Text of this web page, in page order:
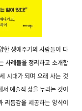
한 생애주기의 사람들이 다
사례들을 정리하고 소개합
시대가 되며 오래 사는 것
예술적 삶을 누리는 것이
리듬감을 제공하는 양식이